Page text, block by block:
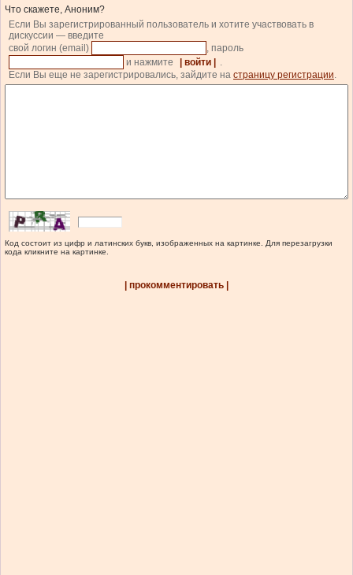
Что скажете, Аноним?
Если Вы зарегистрированный пользователь и хотите участвовать в
дискуссии — введите
свой логин (email)
, пароль
и нажмите
| войти |
.
Если Вы еще не зарегистрировались, зайдите на страницу регистрации.
Код состоит из цифр и латинских букв, изображенных на картинке. Для перезагрузки
кода кликните на картинке.
| прокомментировать |